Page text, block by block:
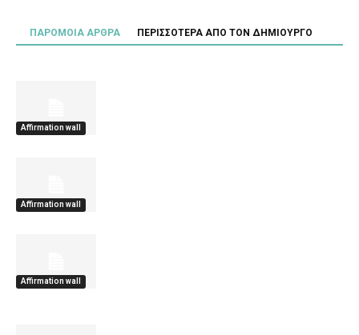
ΠΑΡΟΜΟΙΑ ΑΡΘΡΑ ΠΕΡΙΣΣΟΤΕΡΑ ΑΠΟ ΤΟΝ ΔΗΜΙΟΥΡΓΟ
Affirmation wall
Affirmation wall
Affirmation wall